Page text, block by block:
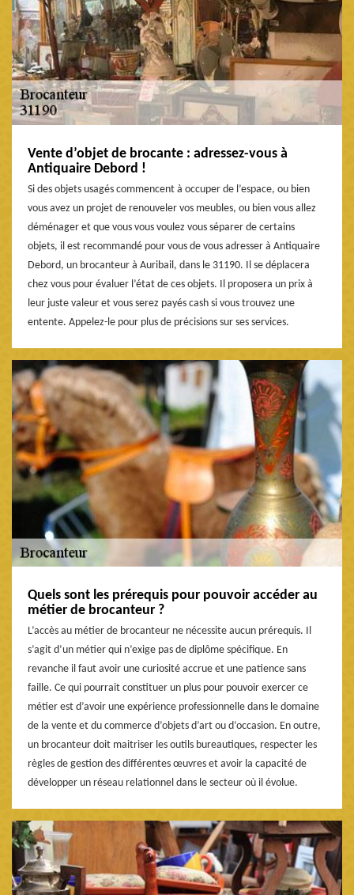
Vente d’objet de brocante : adressez-vous à
Antiquaire Debord !
Si des objets usagés commencent à occuper de l’espace, ou bien
vous avez un projet de renouveler vos meubles, ou bien vous allez
déménager et que vous vous voulez vous séparer de certains
objets, il est recommandé pour vous de vous adresser à Antiquaire
Debord, un brocanteur à Auribail, dans le 31190. Il se déplacera
chez vous pour évaluer l’état de ces objets. Il proposera un prix à
leur juste valeur et vous serez payés cash si vous trouvez une
entente. Appelez-le pour plus de précisions sur ses services.
Quels sont les prérequis pour pouvoir accéder au
métier de brocanteur ?
L’accès au métier de brocanteur ne nécessite aucun prérequis. Il
s’agit d’un métier qui n’exige pas de diplôme spécifique. En
revanche il faut avoir une curiosité accrue et une patience sans
faille. Ce qui pourrait constituer un plus pour pouvoir exercer ce
métier est d’avoir une expérience professionnelle dans le domaine
de la vente et du commerce d’objets d’art ou d’occasion. En outre,
un brocanteur doit maitriser les outils bureautiques, respecter les
règles de gestion des différentes œuvres et avoir la capacité de
développer un réseau relationnel dans le secteur où il évolue.